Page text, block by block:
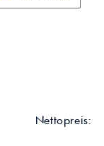
Nettopreis: